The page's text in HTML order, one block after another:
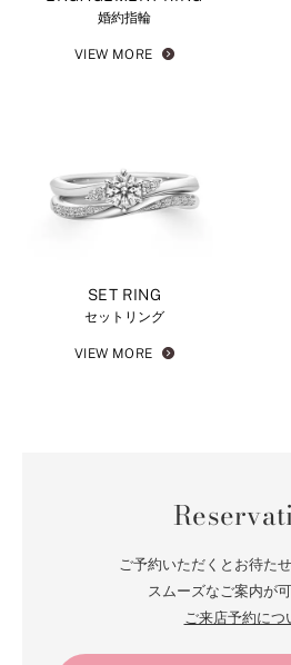
婚約指輪
VIEW MORE
SET RING
セットリング
VIEW MORE
ご予約いただくとお待た
スムーズなご案内が可
ご来店予約につ